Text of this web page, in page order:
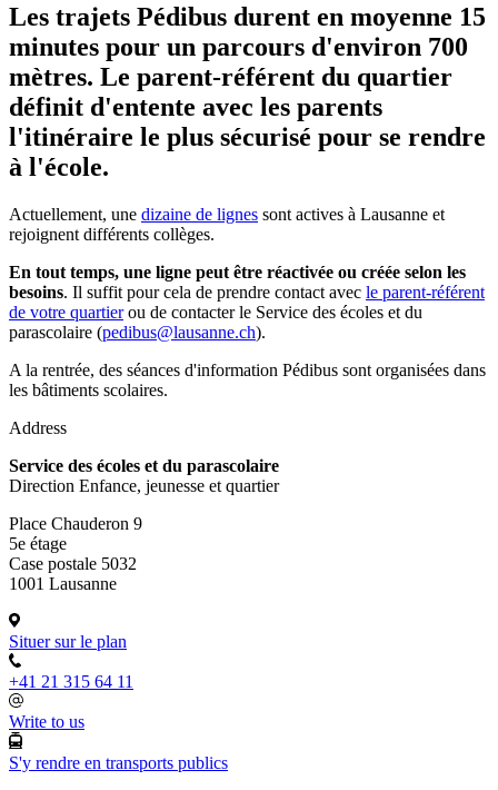
Les trajets Pédibus durent en moyenne 15
minutes pour un parcours d'environ 700
mètres. Le parent-référent du quartier
définit d'entente avec les parents
l'itinéraire le plus sécurisé pour se rendre
à l'école.
Actuellement, une dizaine de lignes sont actives à Lausanne et
rejoignent différents collèges.
En tout temps, une ligne peut être réactivée ou créée selon les
besoins. Il suffit pour cela de prendre contact avec le parent-référent
de votre quartierou de contacter le Service des écoles et du
parascolaire (pedibus@lausanne.ch).
A la rentrée, des séances d'information Pédibus sont organisées dans
les bâtiments scolaires.
Address
Service des écoles et du parascolaire
Direction Enfance, jeunesse et quartier
Place Chauderon 9
5e étage
Case postale 5032
1001 Lausanne
Situer sur le plan
+41 21 315 64 11
Write to us
S'y rendre en transports publics